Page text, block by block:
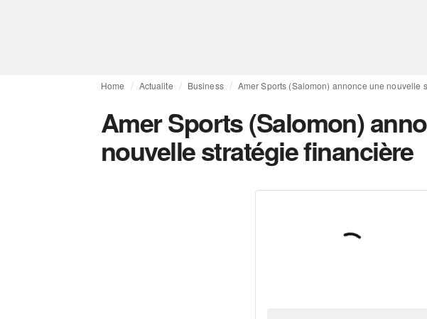
Home Actualite Business Amer Sports (Salomon) annonce une nouvelle
Amer Sports (Salomon)
nouvelle stratégie financière